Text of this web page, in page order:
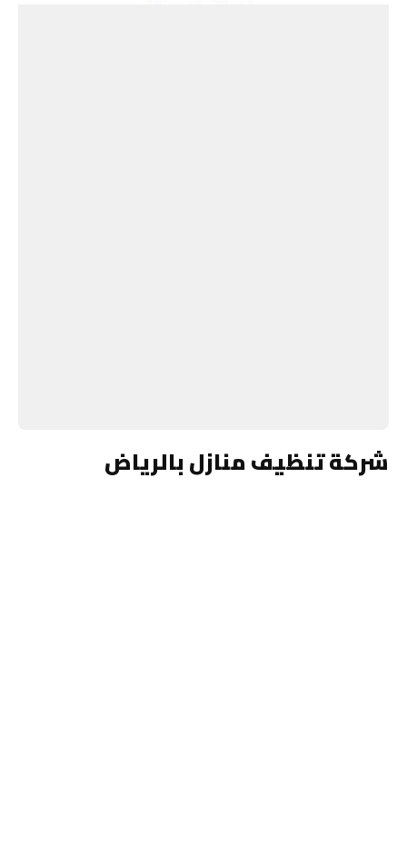
شركة تنظيف منازل بالرياض